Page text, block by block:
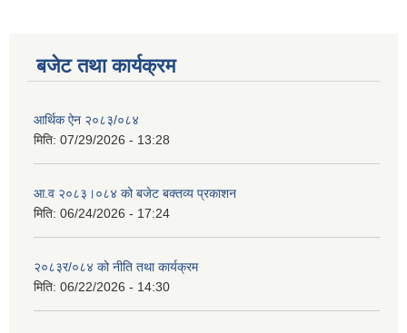
बजेट तथा कार्यक्रम
आर्थिक ऐन २०८३/०८४
मिति: 07/29/2026 - 13:28
आ.व २०८३।०८४ को बजेट बक्तव्य प्रकाशन
मिति: 06/24/2026 - 17:24
२०८३र/०८४ को नीति तथा कार्यक्रम
मिति: 06/22/2026 - 14:30